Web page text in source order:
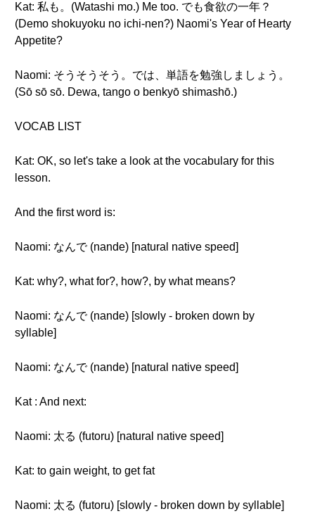
Kat: 私も。(Watashi mo.) Me too. でも食欲の一年？
(Demo shokuyoku no ichi-nen?) Naomi's Year of Hearty
Appetite?
Naomi: そうそうそう。では、単語を勉強しましょう。
(Sō sō sō. Dewa, tango o benkyō shimashō.)
VOCAB LIST
Kat: OK, so let's take a look at the vocabulary for this
lesson.
And the first word is:
Naomi: なんで (nande) [natural native speed]
Kat: why?, what for?, how?, by what means?
Naomi: なんで (nande) [slowly - broken down by
syllable]
Naomi: なんで (nande) [natural native speed]
Kat : And next:
Naomi: 太る (futoru) [natural native speed]
Kat: to gain weight, to get fat
Naomi: 太る (futoru) [slowly - broken down by syllable]